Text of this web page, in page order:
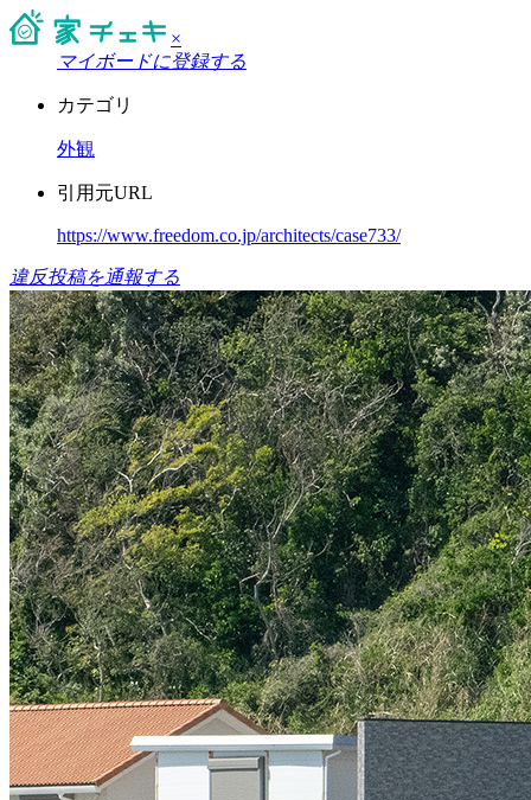
×
マイボードに登録する
カテゴリ
外観
引用元URL
https://www.freedom.co.jp/architects/case733/
違反投稿を通報する